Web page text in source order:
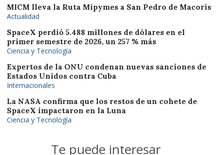
MICM lleva la Ruta Mipymes a San Pedro de Macorís
Actualidad
SpaceX perdió 5.488 millones de dólares en el
primer semestre de 2026, un 257 % más
Ciencia y Tecnología
Expertos de la ONU condenan nuevas sanciones de
Estados Unidos contra Cuba
Internacionales
La NASA confirma que los restos de un cohete de
SpaceX impactaron en la Luna
Ciencia y Tecnología
Te puede interesar